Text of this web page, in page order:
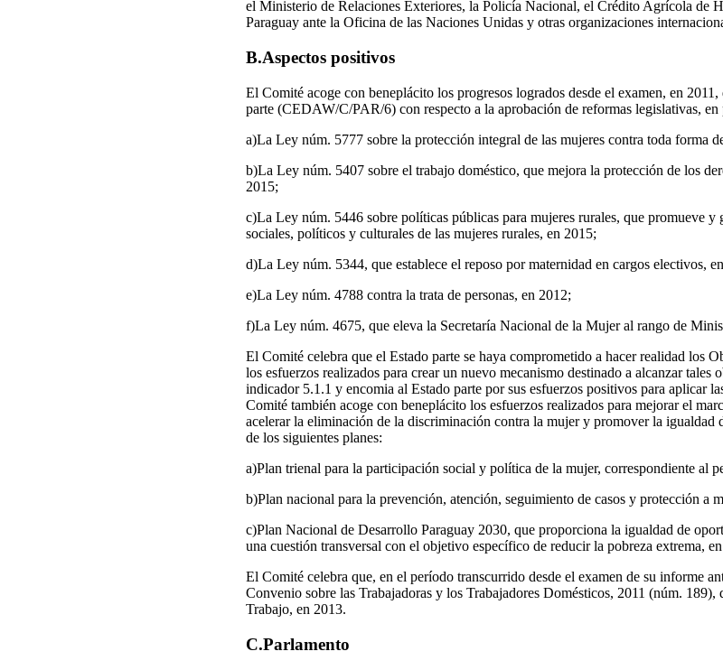
el Ministerio de Relaciones Exteriores, la Policía Nacional, el Crédito Agrícola de
Paraguay ante la Oficina de las Naciones Unidas y otras organizaciones
B.Aspectos positivos
El Comité acoge con beneplácito los progresos logrados desde el examen, en
parte (CEDAW/C/PAR/6) con respecto a la aprobación de reformas legislativas, en
a)La Ley núm. 5777 sobre la protección integral de las mujeres contra toda forma
b)La Ley núm. 5407 sobre el trabajo doméstico, que mejora la protección de los
2015;
c)La Ley núm. 5446 sobre políticas públicas para mujeres rurales, que promueve y
sociales, políticos y culturales de las mujeres rurales, en 2015;
d)La Ley núm. 5344, que establece el reposo por maternidad en cargos electivos,
e)La Ley núm. 4788 contra la trata de personas, en 2012;
f)La Ley núm. 4675, que eleva la Secretaría Nacional de la Mujer al rango de
El Comité celebra que el Estado parte se haya comprometido a hacer realidad los
los esfuerzos realizados para crear un nuevo mecanismo destinado a alcanzar tales
indicador 5.1.1 y encomia al Estado parte por sus esfuerzos positivos para aplicar
Comité también acoge con beneplácito los esfuerzos realizados para mejorar el
acelerar la eliminación de la discriminación contra la mujer y promover la igualdad
de los siguientes planes:
a)Plan trienal para la participación social y política de la mujer, correspondiente al
b)Plan nacional para la prevención, atención, seguimiento de casos y protección a
c)Plan Nacional de Desarrollo Paraguay 2030, que proporciona la igualdad de
una cuestión transversal con el objetivo específico de reducir la pobreza extrema,
El Comité celebra que, en el período transcurrido desde el examen de su informe
Convenio sobre las Trabajadoras y los Trabajadores Domésticos, 2011 (núm.
Trabajo, en 2013.
C.Parlamento